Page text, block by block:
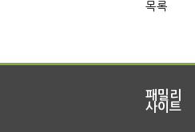
목록
패밀리
사이트